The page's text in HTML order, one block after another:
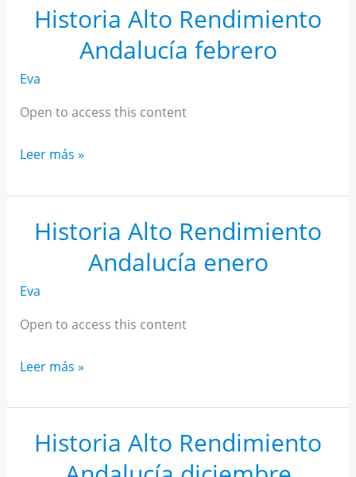
Andalucía
marzo
Historia Alto Rendimiento
Andalucía febrero
Eva
Open to access this content
Historia
Rendimiento
Andalucía
febrero
Leer más »
Historia Alto Rendimiento
Andalucía enero
Eva
Open to access this content
Historia
Rendimiento
Andalucía
enero
Leer más »
Historia Alto Rendimiento